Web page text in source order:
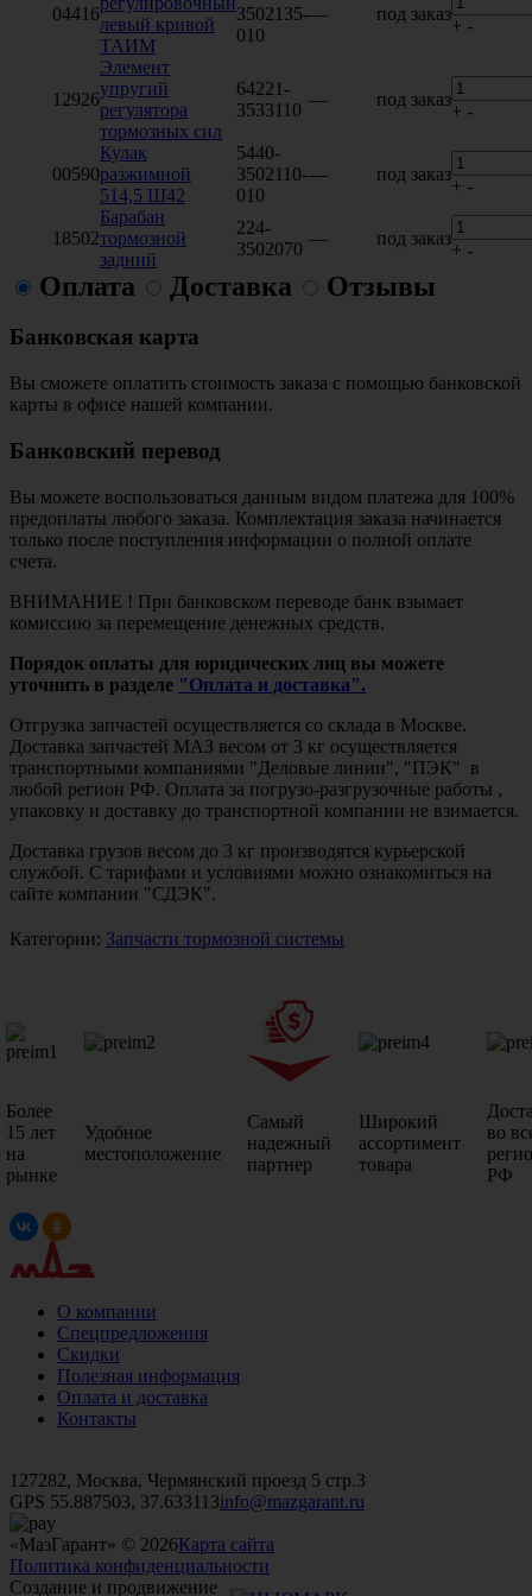
04416
левый кривой
ТАИМ
3502135-
010
— под заказ
+ -
12926
Элемент
упругий
регулятора
тормозных сил
64221-
3533110
— под заказ
+ -
00590
Кулак
разжимной
514,5 Ш42
5440-
3502110-
010
— под заказ
+ -
18502
Барабан
тормозной
задний
224-
3502070
— под заказ
+ -
Оплата Доставка Отзывы
Банковская карта
Вы сможете оплатить стоимость заказа с помощью банковской
карты в офисе нашей компании.
Банковский перевод
Вы можете воспользоваться данным видом платежа для 100%
предоплаты любого заказа. Комплектация заказа начинается
только после поступления информации о полной оплате
счета.
ВНИМАНИЕ ! При банковском переводе банк взымает
комиссию за перемещение денежных средств.
Порядок оплаты для юридических лиц вы можете
уточнить в разделе "Оплата и доставка".
Отгрузка запчастей осуществляется со склада в Москве.
Доставка запчастей МАЗ весом от 3 кг осуществляется
транспортными компаниями "Деловые линии", "ПЭК" в
любой регион РФ. Оплата за погрузо-разгрузочные работы ,
упаковку и доставку до транспортной компании не взимается.
Доставка грузов весом до 3 кг производятся курьерской
службой. С тарифами и условиями можно ознакомиться на
сайте компании "СДЭК".
Категории: Запчасти тормозной системы
Более
15 лет
на
рынке
Удобное
местоположение
Самый
надежный
партнер
Широкий
ассортимент
товара
во
РФ
О компании
Спецпредложения
Скидки
Полезная информация
Оплата и доставка
Контакты
127282, Москва, Чермянский проезд 5 стр.3
GPS 55.887503, 37.633113info@mazgarant.ru
«МазГарант» © 2026Карта сайта
Политика конфиденциальности
Создание и продвижение